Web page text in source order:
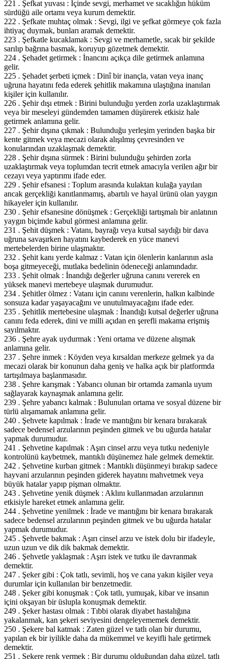
221 . Şefkat yuvası : İçinde sevgi, merhamet ve sıcaklığın hüküm
sürdüğü aile ortamı veya kurum demektir.
222 . Şefkate muhtaç olmak : Sevgi, ilgi ve şefkat görmeye çok fazla
ihtiyaç duymak, bunları aramak demektir.
223 . Şefkatle kucaklamak : Sevgi ve merhametle, sıcak bir şekilde
sarılıp bağrına basmak, koruyup gözetmek demektir.
224 . Şehadet getirmek : İnancını açıkça dile getirmek anlamına
gelir.
225 . Şehadet şerbeti içmek : Dinî bir inançla, vatan veya inanç
uğruna hayatını feda ederek şehitlik makamına ulaştığına inanılan
kişiler için kullanılır.
226 . Şehir dışı etmek : Birini bulunduğu yerden zorla uzaklaştırmak
veya bir meseleyi gündemden tamamen düşürerek etkisiz hale
getirmek anlamına gelir.
227 . Şehir dışına çıkmak : Bulunduğu yerleşim yerinden başka bir
kente gitmek veya mecazi olarak alışılmış çevresinden ve
konularından uzaklaşmak demektir.
228 . Şehir dışına sürmek : Birini bulunduğu şehirden zorla
uzaklaştırmak veya toplumdan tecrit etmek amacıyla verilen ağır bir
cezayı veya yaptırımı ifade eder.
229 . Şehir efsanesi : Toplum arasında kulaktan kulağa yayılan
ancak gerçekliği kanıtlanmamış, abartılı ve hayal ürünü olan yaygın
hikayeler için kullanılır.
230 . Şehir efsanesine dönüşmek : Gerçekliği tartışmalı bir anlatının
yaygın biçimde kabul görmesi anlamına gelir.
231 . Şehit düşmek : Vatanı, bayrağı veya kutsal saydığı bir dava
uğruna savaşırken hayatını kaybederek en yüce manevi
mertebelerden birine ulaşmaktır.
232 . Şehit kanı yerde kalmaz : Vatan için ölenlerin kanlarının asla
boşa gitmeyeceği, mutlaka bedelinin ödeneceği anlamındadır.
233 . Şehit olmak : İnandığı değerler uğruna canını vererek en
yüksek manevi mertebeye ulaşmak durumudur.
234 . Şehitler ölmez : Vatanı için canını verenlerin, halkın kalbinde
sonsuza kadar yaşayacağını ve unutulmayacağını ifade eder.
235 . Şehitlik mertebesine ulaşmak : İnandığı kutsal değerler uğruna
canını feda ederek, dini ve milli açıdan en şerefli makama erişmiş
sayılmaktır.
236 . Şehre ayak uydurmak : Yeni ortama ve düzene alışmak
anlamına gelir.
237 . Şehre inmek : Köyden veya kırsaldan merkeze gelmek ya da
mecazi olarak bir konunun daha geniş ve halka açık bir platformda
tartışılmaya başlanmasıdır.
238 . Şehre karışmak : Yabancı olunan bir ortamda zamanla uyum
sağlayarak kaynaşmak anlamına gelir.
239 . Şehre yabancı kalmak : Bulunulan ortama ve sosyal düzene bir
türlü alışamamak anlamına gelir.
240 . Şehvete kapılmak : İrade ve mantığını bir kenara bırakarak
sadece bedensel arzularının peşinden gitmek ve bu uğurda hatalar
yapmak durumudur.
241 . Şehvetine kapılmak : Aşırı cinsel arzu veya tutku nedeniyle
kontrolünü kaybetmek, mantıklı düşünemez hale gelmek demektir.
242 . Şehvetine kurban gitmek : Mantıklı düşünmeyi bırakıp sadece
hayvani arzularının peşinden giderek hayatını mahvetmek veya
büyük hatalar yapıp pişman olmaktır.
243 . Şehvetine yenik düşmek : Aklını kullanmadan arzularının
etkisiyle hareket etmek anlamına gelir.
244 . Şehvetine yenilmek : İrade ve mantığını bir kenara bırakarak
sadece bedensel arzularının peşinden gitmek ve bu uğurda hatalar
yapmak durumudur.
245 . Şehvetle bakmak : Aşırı cinsel arzu ve istek dolu bir ifadeyle,
uzun uzun ve dik dik bakmak demektir.
246 . Şehvetle yaklaşmak : Aşırı istek ve tutku ile davranmak
demektir.
247 . Şeker gibi : Çok tatlı, sevimli, hoş ve cana yakın kişiler veya
durumlar için kullanılan bir benzetmedir.
248 . Şeker gibi konuşmak : Çok tatlı, yumuşak, kibar ve insanın
içini okşayan bir üslupla konuşmak demektir.
249 . Şeker hastası olmak : Tıbbi olarak diyabet hastalığına
yakalanmak, kan şekeri seviyesini dengeleyememek demektir.
250 . Şekere bal katmak : Zaten güzel ve tatlı olan bir durumu,
yapılan ek bir iyilikle daha da mükemmel ve keyifli hale getirmek
demektir.
251 . Şekere renk vermek : Bir durumu olduğundan daha güzel, tatlı